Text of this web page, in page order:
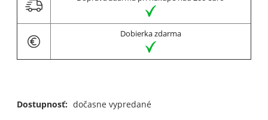
Dobierka zdarma
Dostupnosť: dočasne vypredané